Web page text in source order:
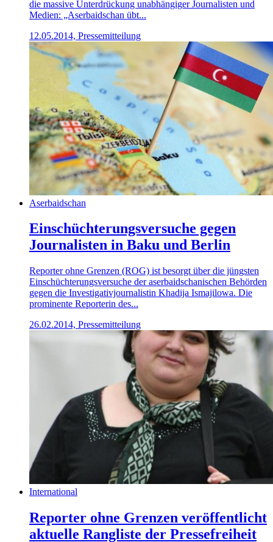
die massive Unterdrückung unabhängiger Journalisten und
Medien: „Aserbaidschan übt...
12.05.2014, Pressemitteilung
Aserbaidschan
Einschüchterungsversuche gegen
Journalisten in Baku und Berlin
Reporter ohne Grenzen (ROG) ist besorgt über die jüngsten
Einschüchterungsversuche der aserbaidschanischen Behörden
gegen die Investigativjournalistin Khadija Ismajilowa. Die
prominente Reporterin des...
26.02.2014, Pressemitteilung
International
Reporter ohne Grenzen veröffentlicht
aktuelle Rangliste der Pressefreiheit